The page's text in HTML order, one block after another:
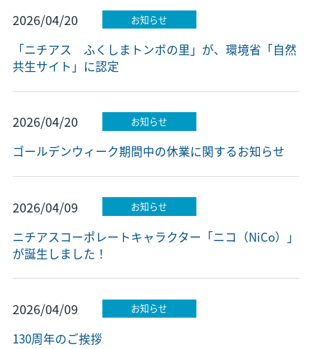
2026/04/20 お知らせ
「ニチアス ふくしまトンボの里」が、環境省「自然
共生サイト」に認定
2026/04/20 お知らせ
ゴールデンウィーク期間中の休業に関するお知らせ
2026/04/09 お知らせ
ニチアスコーポレートキャラクター「ニコ（NiCo）」
が誕生しました！
2026/04/09 お知らせ
130周年のご挨拶